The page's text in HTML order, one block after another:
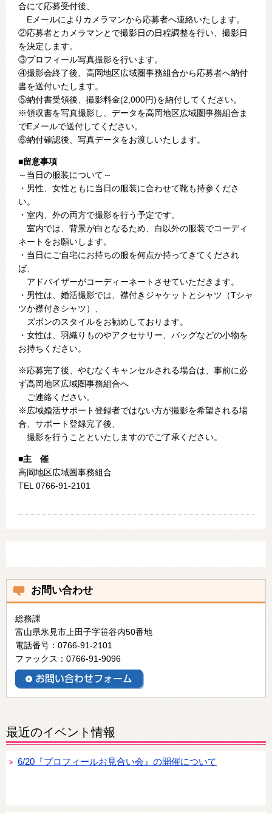
合にて応募受付後、
Eメールによりカメラマンから応募者へ連絡いたします。
②応募者とカメラマンとで撮影日の日程調整を行い、撮影日
を決定します。
③プロフィール写真撮影を行います。
④撮影会終了後、高岡地区広域圏事務組合から応募者へ納付
書を送付いたします。
⑤納付書受領後、撮影料金(2,000円)を納付してください。
※領収書を写真撮影し、データを高岡地区広域圏事務組合ま
でEメールで送付してください。
⑥納付確認後、写真データをお渡しいたします。
■留意事項
～当日の服装について～
・男性、女性ともに当日の服装に合わせて靴も持参くださ
い。
・室内、外の両方で撮影を行う予定です。
室内では、背景が白となるため、白以外の服装でコーディ
ネートをお願いします。
・当日にご自宅にお持ちの服を何点か持ってきてくだされ
ば、
アドバイザーがコーディーネートさせていただきます。
・男性は、婚活撮影では、襟付きジャケットとシャツ（Tシャ
ツか襟付きシャツ）、
ズボンのスタイルをお勧めしております。
・女性は、羽織りものやアクセサリー、バッグなどの小物を
お持ちください。
※応募完了後、やむなくキャンセルされる場合は、事前に必
ず高岡地区広域圏事務組合へ
ご連絡ください。
※広域婚活サポート登録者ではない方が撮影を希望される場
合、サポート登録完了後、
撮影を行うことといたしますのでご了承ください。
■主 催
高岡地区広域圏事務組合
TEL 0766-91-2101
お問い合わせ
総務課
富山県氷見市上田子字笹谷内50番地
電話番号：0766-91-2101
ファックス：0766-91-9096
最近のイベント情報
6/20『プロフィールお見合い会』の開催について